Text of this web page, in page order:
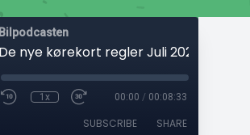
Bilpodcasten
De nye kørekort regler Juli 2024
1x 00:00 / 00:08:33
SUBSCRIBE SHARE